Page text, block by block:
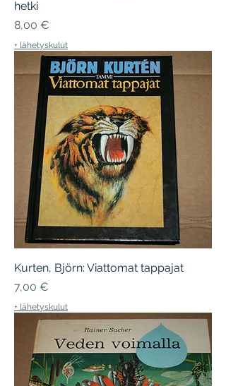
hetki
Hinta
8,00 €
+ lähetyskulut
Kurten, Björn: Viattomat tappajat
Hinta
7,00 €
+ lähetyskulut